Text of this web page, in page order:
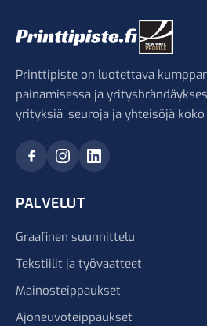
Printtipiste on luotettava
painamisessa ja
yrityksiä, seuroja ja yhteisöjä koko
PALVELUT
Graafinen suunnittelu
Tekstiilit ja työvaatteet
Mainosteippaukset
Ajoneuvoteippaukset